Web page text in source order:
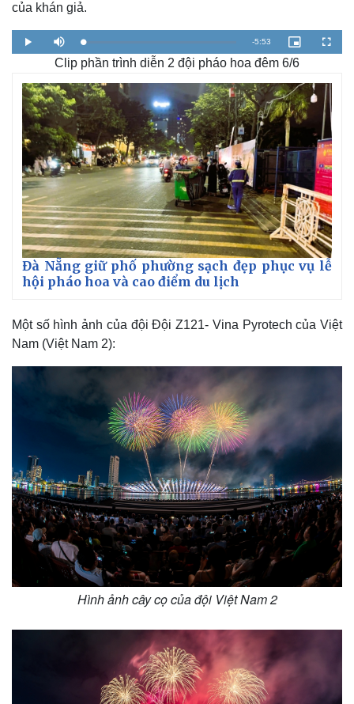
Thế giới
Quan sát
Cuộc sống đó đây
Hồ sơ
Multimedia
Video
Ảnh
E-Magazine
Infographic
của khán giả.
P
l
M
u
t
e
L
o
a
d
d
:
1
.
7
%
R
e
m
a
n
i
n
g
T
e
-5:53
P
i
c
t
r
e
-
i
n
-
c
u
r
e
F
u
c
e
e
n
Clip phần trình diễn 2 đội pháo hoa đêm 6/6
Đà Nẵng giữ phố phường sạch đẹp phục vụ lễ
hội pháo hoa và cao điểm du lịch
Một số hình ảnh của đội Đội Z121- Vina Pyrotech của Việt
Nam (Việt Nam 2):
Hình ảnh cây cọ của đội Việt Nam 2